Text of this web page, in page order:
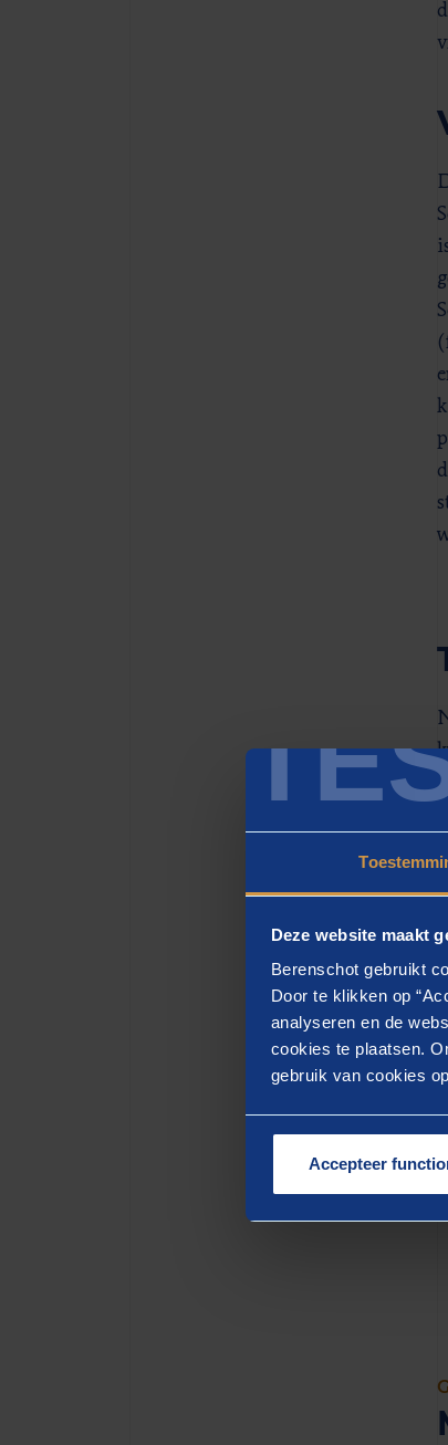
Deze website maakt
Berenschot gebruikt
Door te klikken op
analyseren en de
cookies te plaatsen.
gebruik van cookies
Accepteer